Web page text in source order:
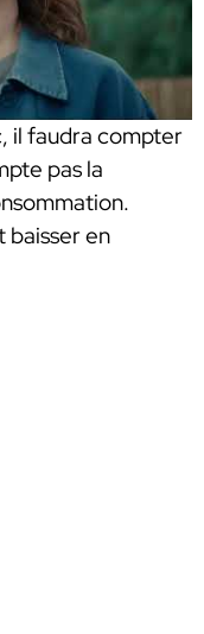
il faudra compter
pas la
baisser en